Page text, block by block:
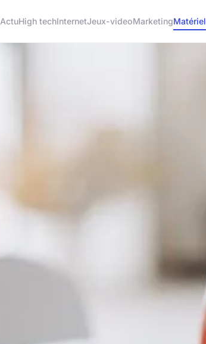
ActuHigh techInternetJeux-videoMarketingMatériel